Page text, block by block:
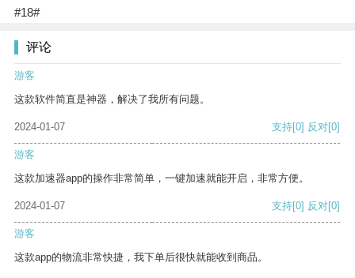
#18#
评论
游客
这款软件简直是神器，解决了我所有问题。
2024-01-07 支持[0] 反对[0]
游客
这款加速器app的操作非常简单，一键加速就能开启，非常方便。
2024-01-07 支持[0] 反对[0]
游客
这款app的物流非常快捷，我下单后很快就能收到商品。